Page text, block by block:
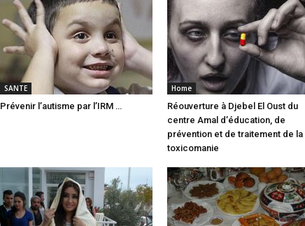
SANTE
Prévenir l’autisme par l’IRM …
Home
Réouverture à Djebel El Oust du
centre Amal d’éducation, de
prévention et de traitement de la
toxicomanie